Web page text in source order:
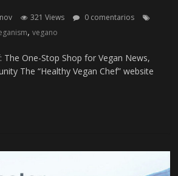
321 Views
0 comentarios
,vegano
The One-Stop Shop for Vegan News,
The “Healthy Vegan Chef” website